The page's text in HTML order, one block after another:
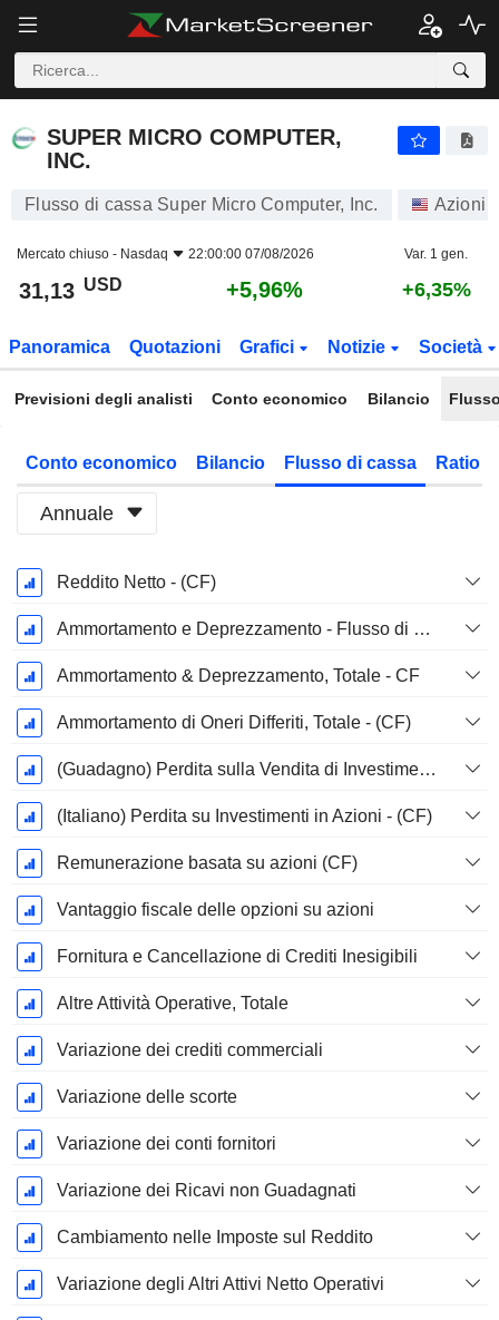
SUPER MICRO COMPUTER,
INC.
Flusso di cassa Super Micro Computer, Inc. Azioni
Mercato chiuso - Nasdaq 22:00:00 07/08/2026 Var. 1 gen.
31,13 USD +5,96% +6,35%
Panoramica Quotazioni Grafici Notizie Società
Previsioni degli analisti Conto economico Bilancio
Conto economico Bilancio Flusso di cassa Ratio
Annuale
Periodo
Fiscale:
Giugno
Reddito Netto - (CF)
Ammortamento e Deprezzamento - Flusso di Cassa
Ammortamento & Deprezzamento, Totale - CF
Ammortamento di Oneri Differiti, Totale - (CF)
(Guadagno) Perdita sulla Vendita di Investimenti - (CF)
(Italiano) Perdita su Investimenti in Azioni - (CF)
Remunerazione basata su azioni (CF)
Vantaggio fiscale delle opzioni su azioni
Fornitura e Cancellazione di Crediti Inesigibili
Altre Attività Operative, Totale
Variazione dei crediti commerciali
Variazione delle scorte
Variazione dei conti fornitori
Variazione dei Ricavi non Guadagnati
Cambiamento nelle Imposte sul Reddito
Variazione degli Altri Attivi Netto Operativi